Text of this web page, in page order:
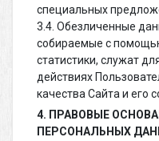
специальных
3.4. Обезличенные
собираемые с
статистики, служат
действиях
качества Сайта и его
4. ПРАВОВЫЕ
ПЕРСОНАЛЬНЫХ